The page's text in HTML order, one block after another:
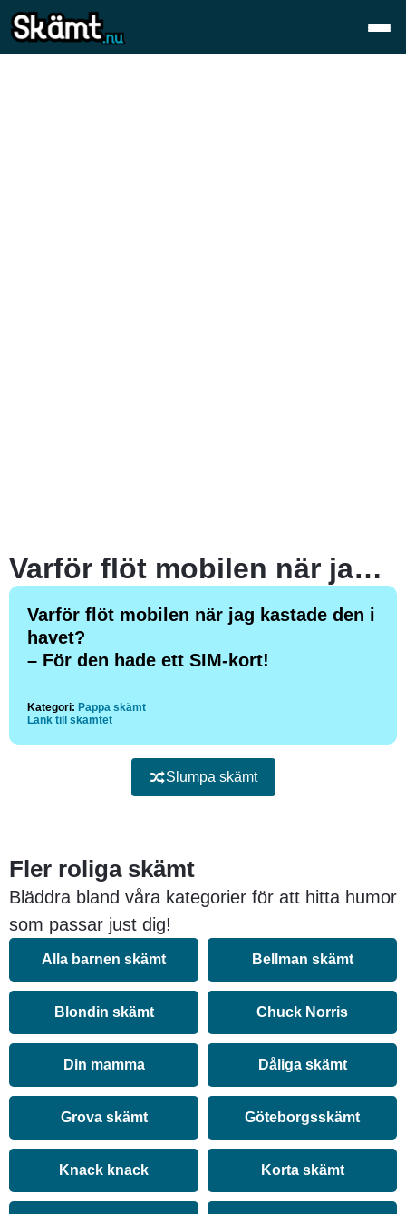
Varför flöt mobilen när jag kastade den i havet?
Varför flöt mobilen när jag kastade den i
havet?
– För den hade ett SIM-kort!
Kategori: Pappa skämt
Länk till skämtet
Slumpa skämt
Fler roliga skämt
Bläddra bland våra kategorier för att hitta humor
som passar just dig!
Alla barnen skämt Bellman skämt
Blondin skämt Chuck Norris
Din mamma Dåliga skämt
Grova skämt Göteborgsskämt
Knack knack Korta skämt